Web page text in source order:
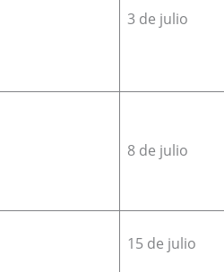
3 de julio
8 de julio
15 de julio